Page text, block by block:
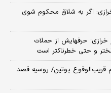
اگر به شلاق محکوم شوی
خرازی؛ حرفهایش از حملات
و حتی خطرناکتر است
قریب‌الوقوع پوتین/ روسیه قصد